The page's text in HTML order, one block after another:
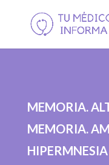
MEMORIA.
MEMORIA.